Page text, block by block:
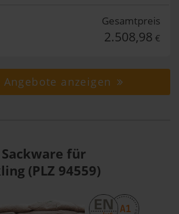
Gesamtpreis
2.508,98 €
anzeigen
für
(PLZ 94559)